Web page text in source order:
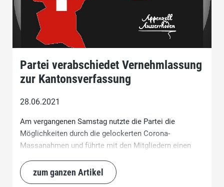
Partei verabschiedet Vernehmlassung
zur Kantonsverfassung
28.06.2021
Am vergangenen Samstag nutzte die Partei die
Möglichkeiten durch die gelockerten Corona-
Massanahmen und führte mit den Mitgliedern einen
Inputreferat durch Regierungsrat Fredy Stricker
diskutierten die Teilnehmer sämtliche Artikel der
zum ganzen Artikel